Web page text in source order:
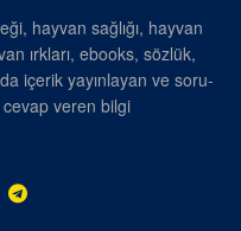
hayvan sağlığı, hayvan
ırkları, ebooks, sözlük,
içerik yayınlayan ve soru-
cevap veren bilgi